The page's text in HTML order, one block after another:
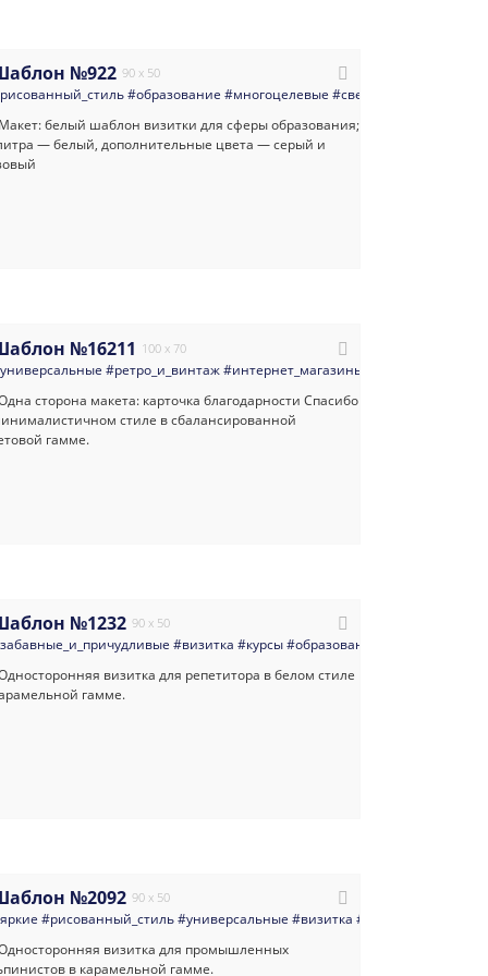
#многоцелевые#девушка#лицо #яркая_визитка
№922 90 x 50
#образование #многоцелевые #светлые
#шаблон_визитки
№16211 100 x 70
#ретро_и_винтаж#интернет_магазины
#многоцелевые #светлые #светлая_визитка#визитная_карточка
№1232 90 x 50
#визитка #курсы#образование
#яркая_визитка#визитная_карточка#современная_визитка
№2092 90 x 50
#рисованный_стиль#универсальные #визитка #реклама